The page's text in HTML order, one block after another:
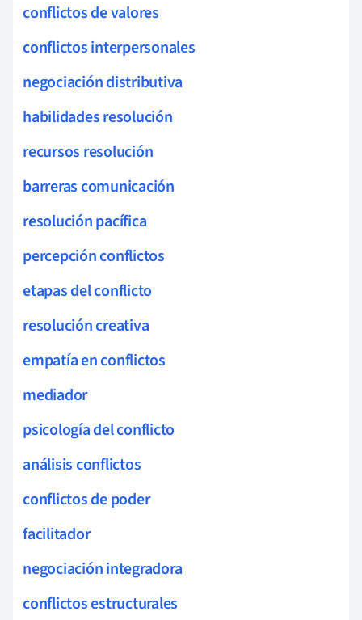
conflictos de valores
conflictos interpersonales
negociación distributiva
habilidades resolución
recursos resolución
barreras comunicación
resolución pacífica
percepción conflictos
etapas del conflicto
resolución creativa
empatía en conflictos
mediador
psicología del conflicto
análisis conflictos
conflictos de poder
facilitador
negociación integradora
conflictos estructurales